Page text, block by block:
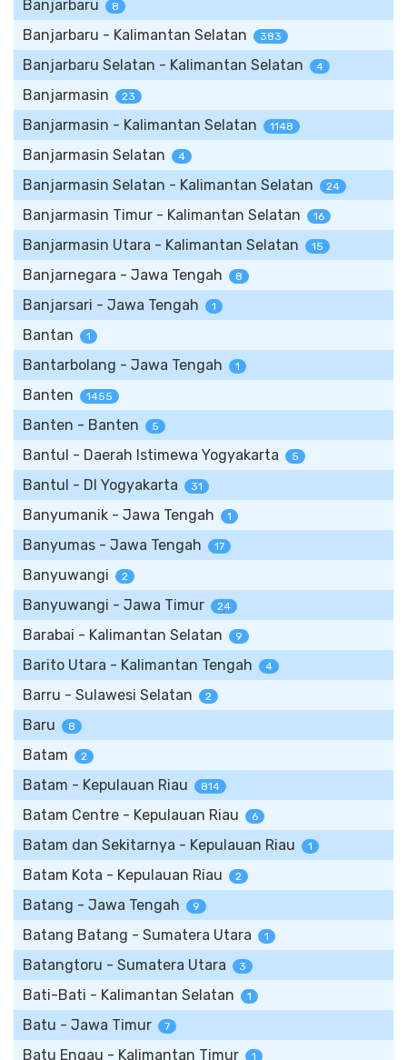
Banjarbaru 8
Banjarbaru - Kalimantan Selatan 383
Banjarbaru Selatan - Kalimantan Selatan 4
Banjarmasin 23
Banjarmasin - Kalimantan Selatan 1148
Banjarmasin Selatan 4
Banjarmasin Selatan - Kalimantan Selatan 24
Banjarmasin Timur - Kalimantan Selatan 16
Banjarmasin Utara - Kalimantan Selatan 15
Banjarnegara - Jawa Tengah 8
Banjarsari - Jawa Tengah 1
Bantan 1
Bantarbolang - Jawa Tengah 1
Banten 1455
Banten - Banten 5
Bantul - Daerah Istimewa Yogyakarta 5
Bantul - DI Yogyakarta 31
Banyumanik - Jawa Tengah 1
Banyumas - Jawa Tengah 17
Banyuwangi 2
Banyuwangi - Jawa Timur 24
Barabai - Kalimantan Selatan 9
Barito Utara - Kalimantan Tengah 4
Barru - Sulawesi Selatan 2
Baru 8
Batam 2
Batam - Kepulauan Riau 814
Batam Centre - Kepulauan Riau 6
Batam dan Sekitarnya - Kepulauan Riau 1
Batam Kota - Kepulauan Riau 2
Batang - Jawa Tengah 9
Batang Batang - Sumatera Utara 1
Batangtoru - Sumatera Utara 3
Bati-Bati - Kalimantan Selatan 1
Batu - Jawa Timur 7
Batu Engau - Kalimantan Timur 1